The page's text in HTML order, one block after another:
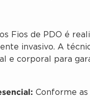
Fios de PDO é
invasivo. A
e corporal para
Conforme as